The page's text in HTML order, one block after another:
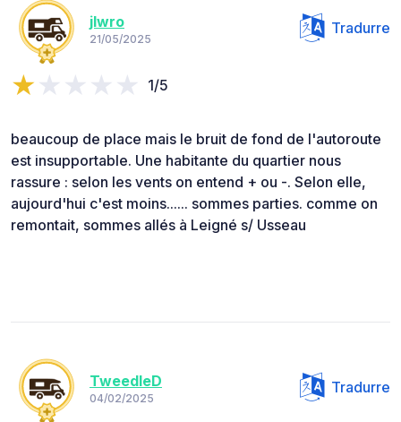
jlwro
21/05/2025
Tradurre
1/5
beaucoup de place mais le bruit de fond de l'autoroute
est insupportable. Une habitante du quartier nous
rassure : selon les vents on entend + ou -. Selon elle,
aujourd'hui c'est moins...... sommes parties. comme on
remontait, sommes allés à Leigné s/ Usseau
TweedleD
04/02/2025
Tradurre